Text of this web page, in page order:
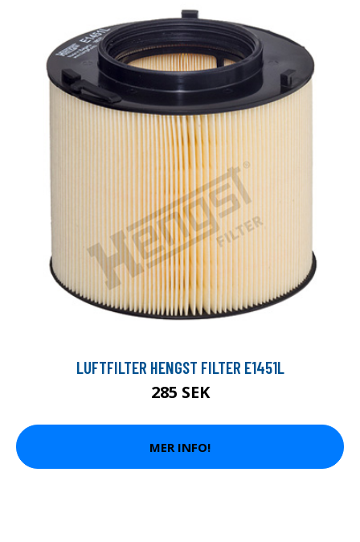
LUFTFILTER HENGST FILTER E1451L
285 SEK
MER INFO!